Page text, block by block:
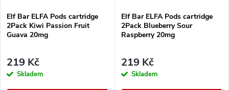
Elf Bar ELFA Pods cartridge
2Pack Kiwi Passion Fruit
Guava 20mg
219 Kč
Skladem
Elf Bar ELFA Pods cartridge
2Pack Blueberry Sour
Raspberry 20mg
219 Kč
Skladem